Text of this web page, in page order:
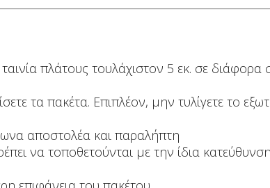
πλάτους τουλάχιστον 5 εκ. σε
τα πακέτα. Επιπλέον, μην τυλίγετε το
αποστολέα και παραλήπτη
να τοποθετούνται με την ίδια